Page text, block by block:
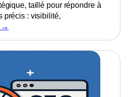
taillé pour répondre à
précis : visibilité,
→